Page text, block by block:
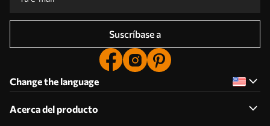
Suscríbase a
Change the language
Acerca del producto